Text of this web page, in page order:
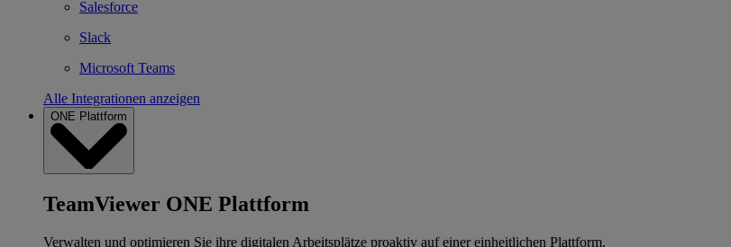
Salesforce
Slack
Microsoft Teams
Alle Integrationen anzeigen
ONE Plattform
TeamViewer ONE Plattform
Verwalten und optimieren Sie ihre digitalen Arbeitsplätze proaktiv auf einer einheitlichen Plattform.